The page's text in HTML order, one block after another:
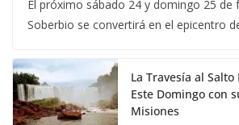
El próximo sábado 24 y domingo 25 de
Soberbio se convertirá en el epicentro
La Travesía al
Este Domingo con
Misiones